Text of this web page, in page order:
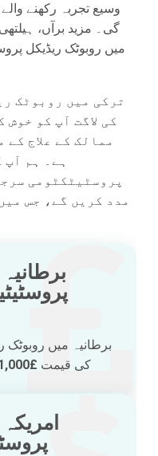
وسیع تجربہ رکھنے
گی۔ مزید برآں،
میں روبوٹک ریڈیکل
ترکی میں روبوٹک
کی لاگت آپ کو
ممالک کے علاج
ہے۔ ہم
پروسٹیٹکٹومی
مدد کریں گے، جس
برطانیہ میں
کی قیمت £41,000-£75,000